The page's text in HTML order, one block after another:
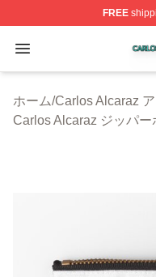
FREE
Open menu
Carlos Alcaraz
ホーム/Carlos Alcaraz
Carlos Alcaraz ジッパー